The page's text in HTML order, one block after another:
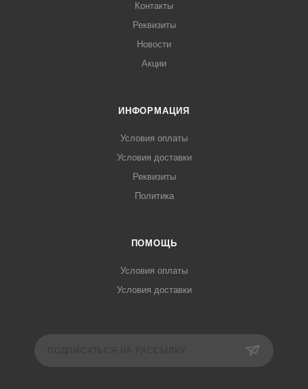
Контакты
Реквизиты
Новости
Акции
ИНФОРМАЦИЯ
Условия оплаты
Условия доставки
Реквизиты
Политика
ПОМОЩЬ
Условия оплаты
Условия доставки